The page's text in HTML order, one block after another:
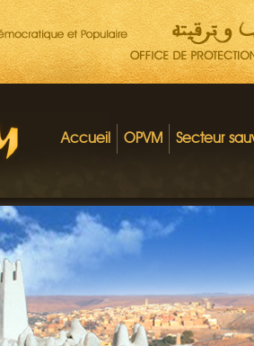
Accueil OPVM Secteur